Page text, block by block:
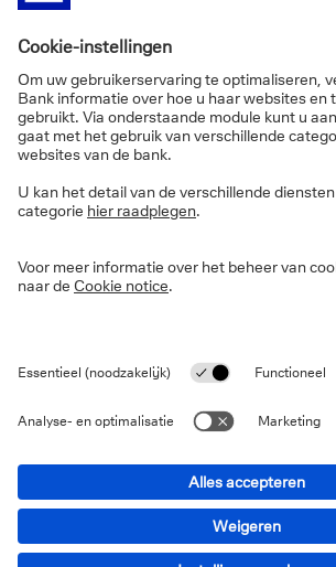
Ons bellen
FAQ’s
Informatie over de site
Privacy
Disclaimer
Wettelijke informatie
Cookies
Veiligheid
PSD2